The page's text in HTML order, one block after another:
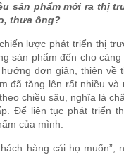
sản phẩm mới ra thị
thưa ông?
lược phát triển thị
sản phẩm đến cho càng
đơn giản, thiên về
đã tăng lên rất nhiều và
chiều sâu, nghĩa là
Để liên tục phát triển thì
của mình.
hàng cái họ muốn”,